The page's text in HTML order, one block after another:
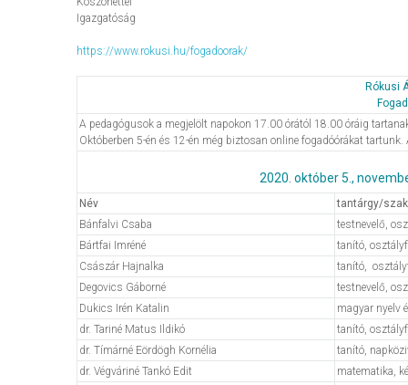
Igazgatóság
https://www.rokusi.hu/fogadoorak/
Rókusi
A pedagógusok a megjelölt napokon 17.00 órától 18.00 óráig
Októberben 5-én és 12-én még biztosan online fogadóórákat
2020. október 5.,
Név
tantárgy/
Bánfalvi Csaba
testnevelő,
Bártfai Imréné
tanító,
Császár Hajnalka
tanító,
Degovics Gáborné
testnevelő,
Dukics Irén Katalin
magyar nyelv
dr. Tariné Matus Ildikó
tanító,
dr. Tímárné Eördögh Kornélia
tanító,
dr. Végváriné Tankó Edit
matematika,